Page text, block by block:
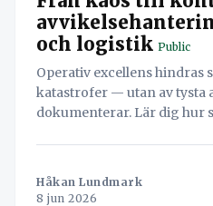
och logistik Public
Operativ excellens hindras
katastrofer — utan av tysta
dokumenterar. Lär dig hur
direkt i arbetsflödet.
Håkan Lundmark
8 jun 2026